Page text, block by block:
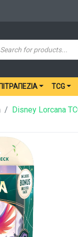
TCG
Disney Lorcana